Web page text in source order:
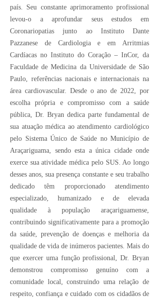
país. Seu constante aprimoramento profissional
levou-o a aprofundar seus estudos em
Coronariopatias junto ao Instituto Dante
Pazzanese de Cardiologia e em Arritmias
Cardíacas no Instituto do Coração – InCor, da
Faculdade de Medicina da Universidade de São
Paulo, referências nacionais e internacionais na
área cardiovascular. Desde o ano de 2022, por
escolha própria e compromisso com a saúde
pública, Dr. Bryan dedica parte fundamental de
sua atuação médica ao atendimento cardiológico
pelo Sistema Único de Saúde no Município de
Araçariguama, sendo esta a única cidade onde
exerce sua atividade médica pelo SUS. Ao longo
desses anos, sua presença constante e seu trabalho
dedicado têm proporcionado atendimento
especializado, humanizado e de elevada
qualidade à população araçariguamense,
contribuindo significativamente para a promoção
da saúde, prevenção de doenças e melhoria da
qualidade de vida de inúmeros pacientes. Mais do
que exercer uma função profissional, Dr. Bryan
demonstrou compromisso genuíno com a
comunidade local, construindo uma relação de
respeito, confiança e cuidado com os cidadãos de